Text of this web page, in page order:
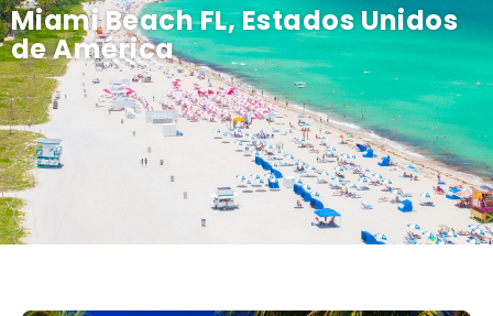
Miami Beach FL, Estados Unidos
de América